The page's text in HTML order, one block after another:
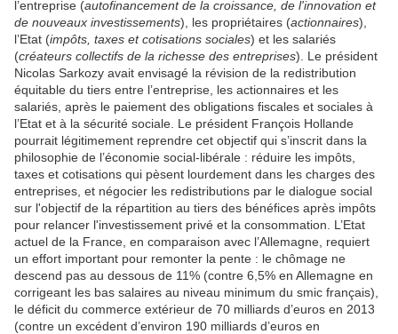
l’entreprise (autofinancement de la croissance, de l'innovation et
de nouveaux investissements), les propriétaires (actionnaires),
l’Etat (impôts, taxes et cotisations sociales) et les salariés
(créateurs collectifs de la richesse des entreprises). Le président
Nicolas Sarkozy avait envisagé la révision de la redistribution
équitable du tiers entre l’entreprise, les actionnaires et les
salariés, après le paiement des obligations fiscales et sociales à
l’Etat et à la sécurité sociale. Le président François Hollande
pourrait légitimement reprendre cet objectif qui s’inscrit dans la
philosophie de l’économie social-libérale : réduire les impôts,
taxes et cotisations qui pèsent lourdement dans les charges des
entreprises, et négocier les redistributions par le dialogue social
sur l'objectif de la répartition au tiers des bénéfices après impôts
pour relancer l'investissement privé et la consommation. L’Etat
actuel de la France, en comparaison avec l’Allemagne, requiert
un effort important pour remonter la pente : le chômage ne
descend pas au dessous de 11% (contre 6,5% en Allemagne en
corrigeant les bas salaires au niveau minimum du smic français),
le déficit du commerce extérieur de 70 milliards d’euros en 2013
(contre un excédent d’environ 190 milliards d’euros en